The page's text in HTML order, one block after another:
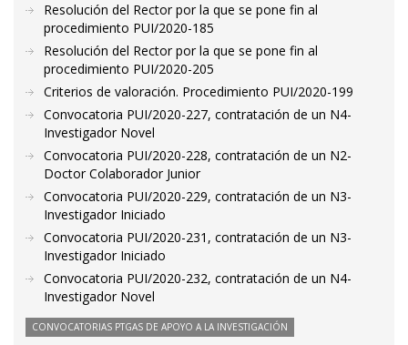
Resolución del Rector por la que se pone fin al
procedimiento PUI/2020-185
Resolución del Rector por la que se pone fin al
procedimiento PUI/2020-205
Criterios de valoración. Procedimiento PUI/2020-199
Convocatoria PUI/2020-227, contratación de un N4-
Investigador Novel
Convocatoria PUI/2020-228, contratación de un N2-
Doctor Colaborador Junior
Convocatoria PUI/2020-229, contratación de un N3-
Investigador Iniciado
Convocatoria PUI/2020-231, contratación de un N3-
Investigador Iniciado
Convocatoria PUI/2020-232, contratación de un N4-
Investigador Novel
CONVOCATORIAS PTGAS DE APOYO A LA INVESTIGACIÓN